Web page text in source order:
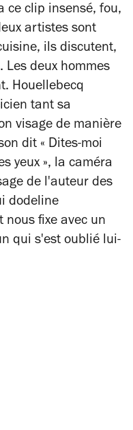
ce clip insensé, fou,
artistes sont
ils discutent,
deux hommes
Houellebecq
tant sa
visage de manière
dit « Dites-moi
yeux », la caméra
de l'auteur des
dodeline
nous fixe avec un
qui s'est oublié lui-